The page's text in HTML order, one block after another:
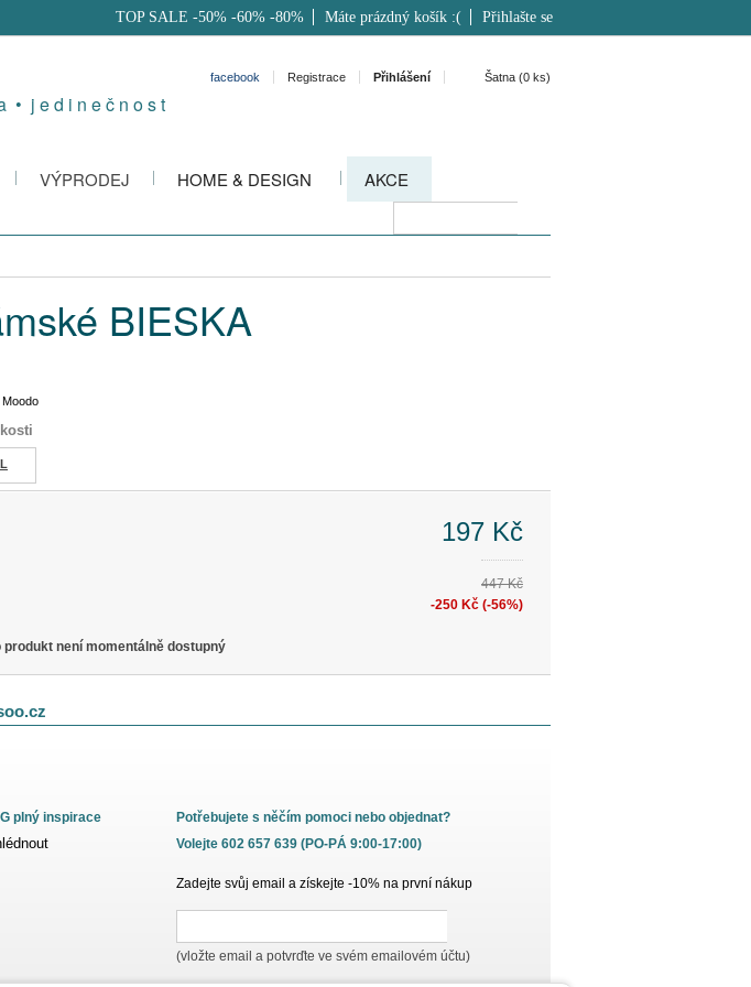
• j e d i n e č n o s t
TOP SALE -50% -60% -80% Máte prázdný košík :( Přihlašte se
facebook Registrace Přihlášení Šatna (0 ks)
VÝPRODEJ HOME & DESIGN AKCE
BIESKA
Moodo
197 Kč
447 Kč
-250 Kč (-56%)
produkt není momentálně dostupný
plný inspirace
Potřebujete s něčím pomoci nebo objednat?
Volejte 602 657 639 (PO-PÁ 9:00-17:00)
Zadejte svůj email a získejte -10% na první nákup
(vložte email a potvrďte ve svém emailovém účtu)